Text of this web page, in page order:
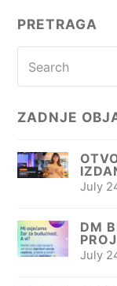
PRETRAGA
ZADNJE
July
DM
July